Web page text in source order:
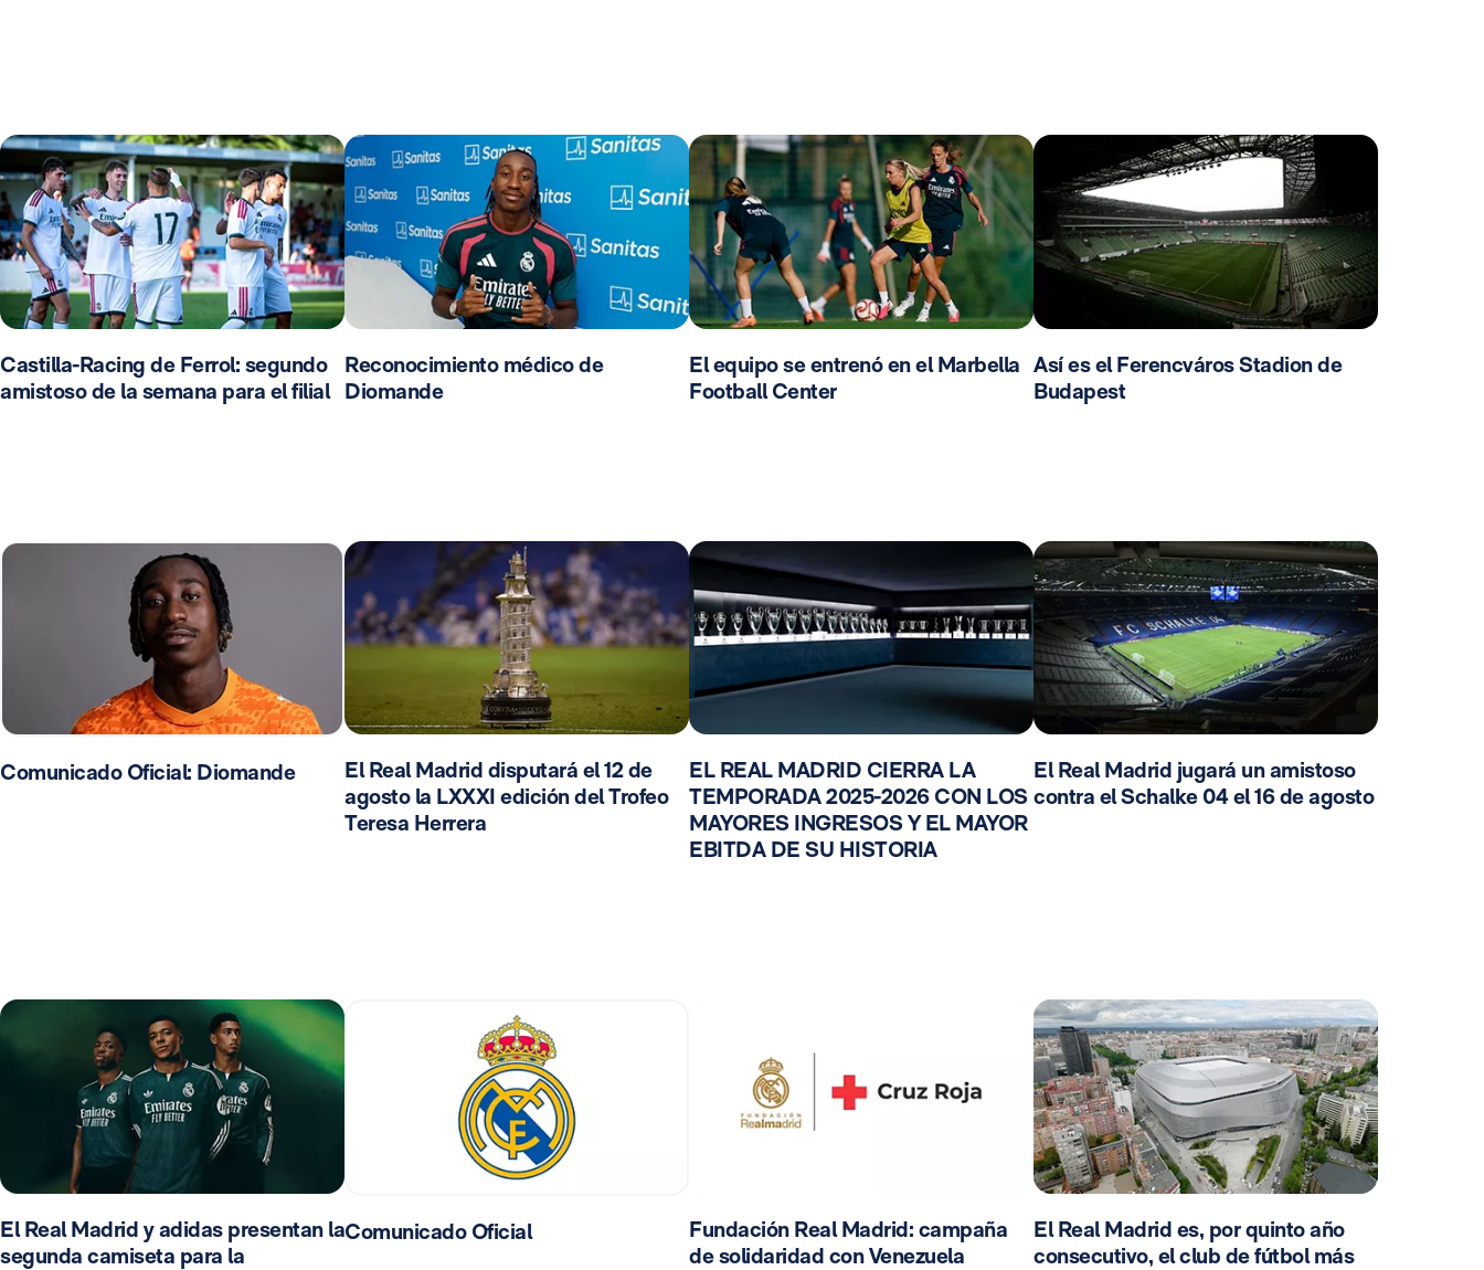
Castilla-Racing de Ferrol: segundo
amistoso de la semana para el filial
Reconocimiento médico de
Diomande
El equipo se entrenó en el Marbella
Football Center
Así es el Ferencváros Stadion de
Budapest
Comunicado Oficial: Diomande
El Real Madrid disputará el 12 de
agosto la LXXXI edición del Trofeo
Teresa Herrera
EL REAL MADRID CIERRA LA
TEMPORADA 2025-2026 CON LOS
MAYORES INGRESOS Y EL MAYOR
EBITDA DE SU HISTORIA
El Real Madrid jugará un amistoso
contra el Schalke 04 el 16 de agosto
El Real Madrid y adidas presentan la
segunda camiseta para la
Comunicado Oficial
Fundación Real Madrid: campaña
de solidaridad con Venezuela
El Real Madrid es, por quinto año
consecutivo, el club de fútbol más